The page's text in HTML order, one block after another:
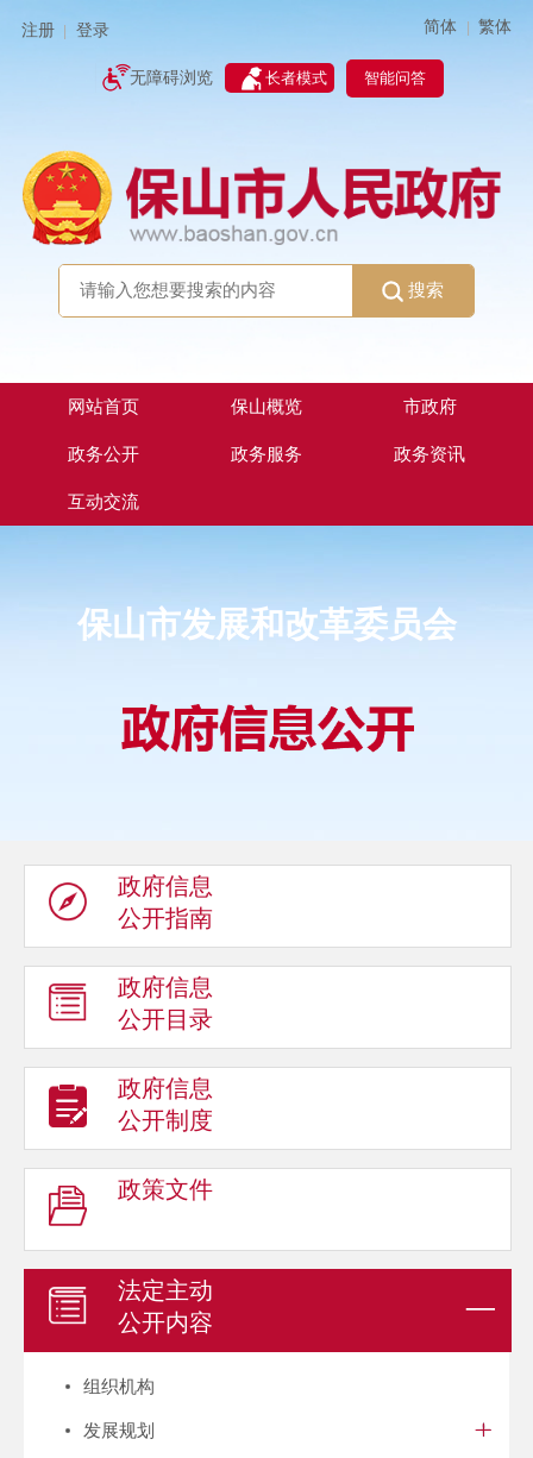
注册 登录 简体 | 繁体
无障碍浏览 长者模式 智能问答
搜索
网站首页 保山概览 市政府
政务公开 政务服务 政务资讯
互动交流
保山市发展和改革委员会
政府信息
公开指南
政府信息
公开目录
政府信息
公开制度
政策文件
法定主动
公开内容
组织机构
发展规划